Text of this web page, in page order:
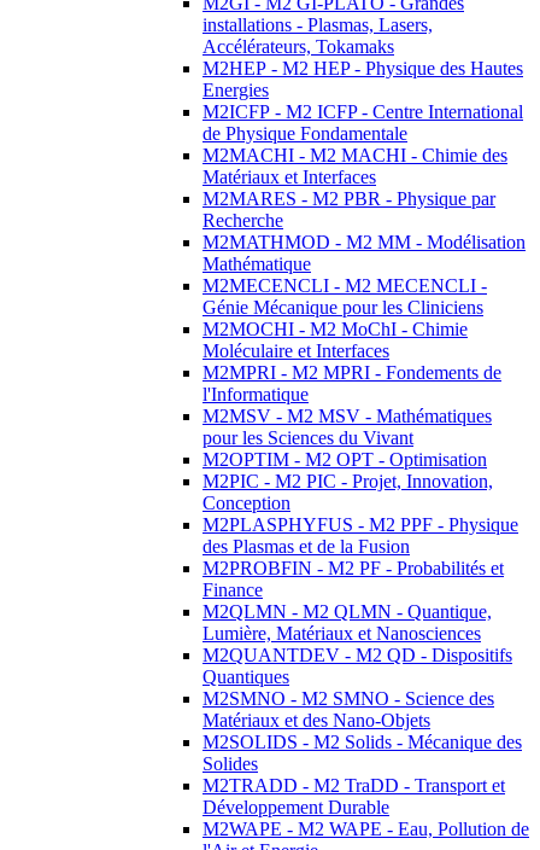
installations - Plasmas, Lasers,
Accélérateurs, Tokamaks
M2HEP - M2 HEP - Physique des Hautes
Energies
M2ICFP - M2 ICFP - Centre International
de Physique Fondamentale
M2MACHI - M2 MACHI - Chimie des
Matériaux et Interfaces
M2MARES - M2 PBR - Physique par
Recherche
M2MATHMOD - M2 MM - Modélisation
Mathématique
M2MECENCLI - M2 MECENCLI -
Génie Mécanique pour les Cliniciens
M2MOCHI - M2 MoChI - Chimie
Moléculaire et Interfaces
M2MPRI - M2 MPRI - Fondements de
l'Informatique
M2MSV - M2 MSV - Mathématiques
pour les Sciences du Vivant
M2OPTIM - M2 OPT - Optimisation
M2PIC - M2 PIC - Projet, Innovation,
Conception
M2PLASPHYFUS - M2 PPF - Physique
des Plasmas et de la Fusion
M2PROBFIN - M2 PF - Probabilités et
Finance
M2QLMN - M2 QLMN - Quantique,
Lumière, Matériaux et Nanosciences
M2QUANTDEV - M2 QD - Dispositifs
Quantiques
M2SMNO - M2 SMNO - Science des
Matériaux et des Nano-Objets
M2SOLIDS - M2 Solids - Mécanique des
Solides
M2TRADD - M2 TraDD - Transport et
Développement Durable
M2WAPE - M2 WAPE - Eau, Pollution de